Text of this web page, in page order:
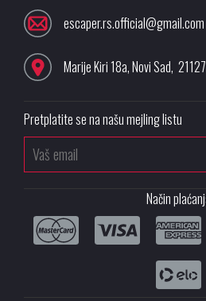
escaper.rs.official@gmail.com
Marije Kiri 18a,Novi Sad, 21127
Pretplatite se na našu mejling listu
Način